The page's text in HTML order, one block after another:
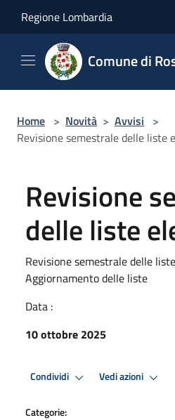
Regione Lombardia
Comune di
Home > Novità > Avvisi >
Revisione semestrale delle liste
Revisione
delle liste
Revisione semestrale delle
Aggiornamento delle liste
Data :
10 ottobre 2025
Condividi Vedi azioni
Categorie: